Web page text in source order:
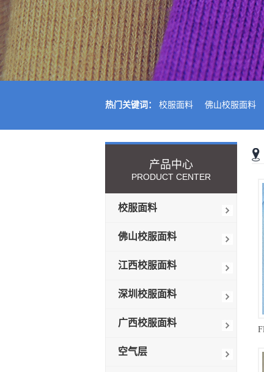
热门关键词： 校服面料 佛山校服面料
产品中心
PRODUCT CENTER
校服面料
佛山校服面料
江西校服面料
深圳校服面料
广西校服面料
空气层